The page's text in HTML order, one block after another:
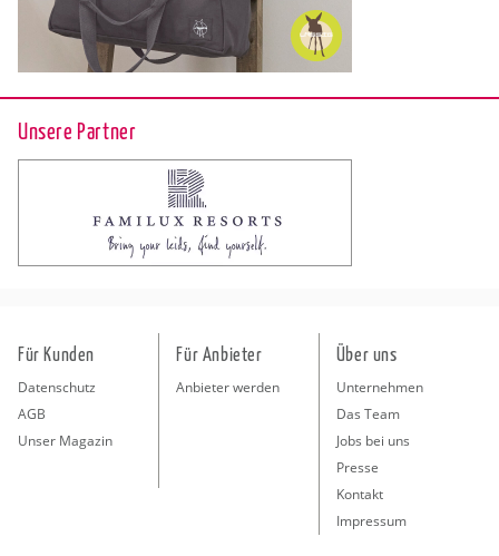
Unsere Partner
Für Kunden
Datenschutz
AGB
Unser Magazin
Für Anbieter
Anbieter werden
Über uns
Unternehmen
Das Team
Jobs bei uns
Presse
Kontakt
Impressum